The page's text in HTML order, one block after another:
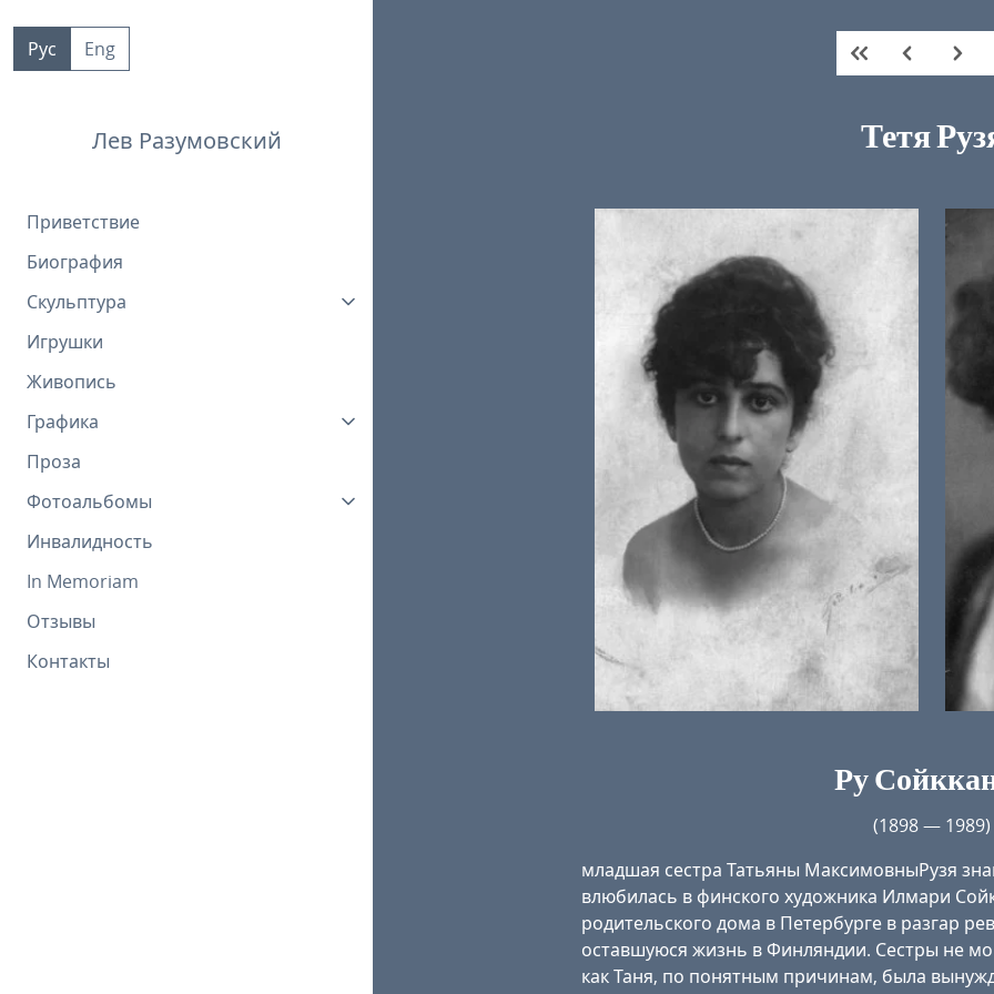
контенту
Рус Eng
Лев Разумовский
Приветствие
Биография
Скульптура
Игрушки
Живопись
Графика
Проза
Фотоальбомы
Инвалидность
In Memoriam
Отзывы
Контакты
Тетя
Ру
(1898 — 1989)
младшая сестра Татьяны МаксимовныРузя
влюбилась в финского художника Илмари
родительского дома в Петербурге в разгар
оставшуюся жизнь в Финляндии. Сестры не
как Таня, по понятным причинам, была